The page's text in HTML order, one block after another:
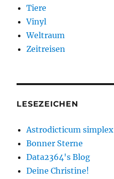
Tiere
Vinyl
Weltraum
Zeitreisen
LESEZEICHEN
Astrodicticum simplex
Bonner Sterne
Data2364's Blog
Deine Christine!